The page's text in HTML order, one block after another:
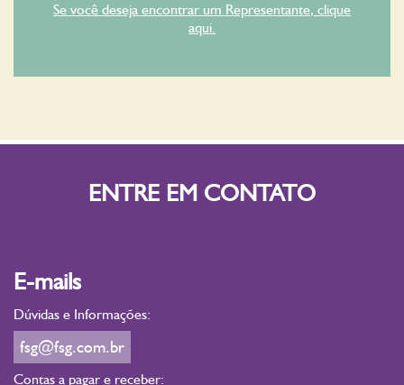
Se você deseja encontrar um Representante, clique
aqui.
ENTRE EM CONTATO
E-mails
Dúvidas e Informações:
fsg@fsg.com.br
Contas a pagar e receber: